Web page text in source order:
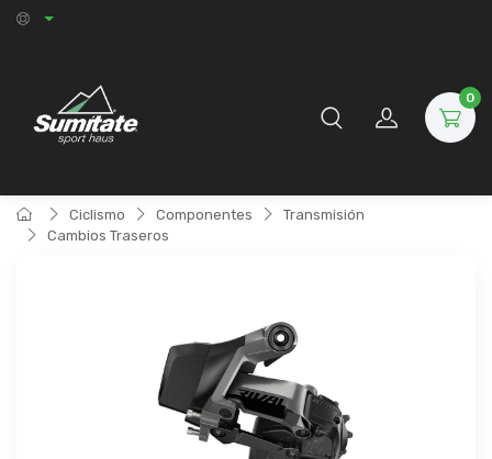
0
Ciclismo Componentes
Transmisión
Cambios Traseros